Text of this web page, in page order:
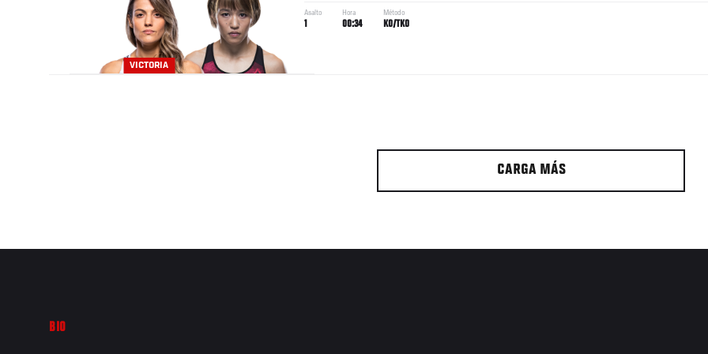
VICTORIA
Asalto
1
Hora
00:34
Método
KO/TKO
CARGA MÁS
BIO